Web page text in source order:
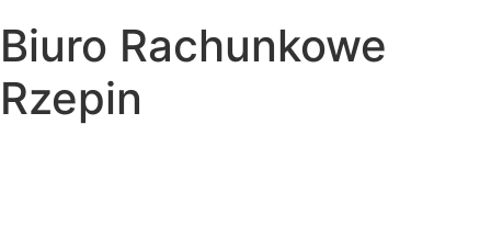
Biuro Rachunkowe
Rzepin